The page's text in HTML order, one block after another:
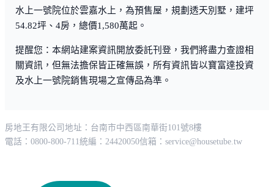
長庚醫院 嘉義榮民醫院
政府機構
水上鄉公所 嘉義縣政府
永慶高中、嘉義大學、幼能幼兒園、台積電、嘉義科學園
區、故宮南院
水上一號院位於雲嘉水上，為預售屋，規劃透天別墅，建坪
54.82坪、4房，總價1,580萬起。
提醒您：本網站建案資訊開放委託刊登，我們將盡力查證相
關資訊，但無法擔保皆正確無誤，所有資訊皆以寶富達投資
及水上一號院銷售現場之宣傳品為準。
房地王有限公司 地址：台南市中西區南華街101號8樓
電話：0800-800-711統編：24420050信箱： service@housetube.tw